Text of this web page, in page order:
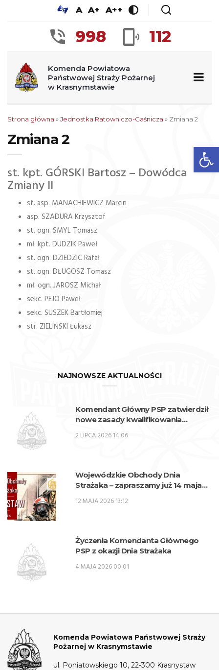
A A+ A++
998 112
Komenda Powiatowa
Państwowej Straży Pożarnej
w Krasnymstawie
Strona główna »Jednostka Ratowniczo-Gaśnicza » Zmiana 2
Zmiana 2
st. kpt. GÓRSKI Bartosz – Dowódca
Zmiany II
st. asp. MANACHIEWICZ Marcin
asp. SZADURA Krzysztof
st. ogn. SMYL Tomasz
mł. kpt. DUDZIK Paweł
st. ogn. DZIEDZIC Rafał
st. ogn. DŁUGOSZ Tomasz
mł. ogn. JAROSZ Michał
sekc. PEJO Paweł
sekc. SUSZEK Bartłomiej
str. ZIELIŃSKI Łukasz
NAJNOWSZE AKTUALNOŚCI
Komendant Główny PSP zatwierdził
nowe zasady kwalifikowania
zawodowe w zawodzie technik
2 LIPCA 2026 14:06
Wojewódzkie Obchody Dnia
Strażaka – zapraszamy już 14 maja
12 MAJA 2026 13:12
Życzenia Komendanta Głównego
PSP z okazji Dnia Strażaka
4 MAJA 2026 00:01
Komenda Powiatowa Państwowej Straży
Pożarnej w Krasnymstawie
ul. Poniatowskiego 10, 22-300 Krasnystaw